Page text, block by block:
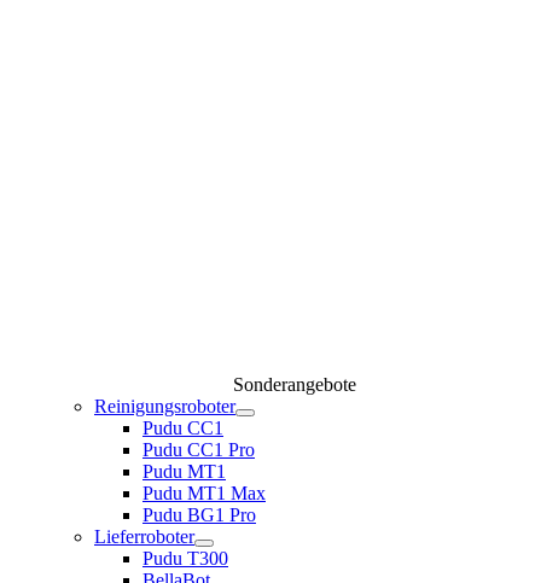
Sonderangebote
Reinigungsroboter
Pudu CC1
Pudu CC1 Pro
Pudu MT1
Pudu MT1 Max
Pudu BG1 Pro
Lieferroboter
Pudu T300